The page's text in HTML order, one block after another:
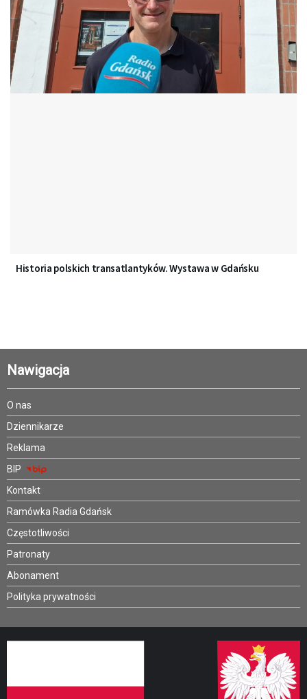
Historia polskich transatlantyków. Wystawa w Gdańsku
Nawigacja
O nas
Dziennikarze
Reklama
BIP
Kontakt
Ramówka Radia Gdańsk
Częstotliwości
Patronaty
Abonament
Polityka prywatności